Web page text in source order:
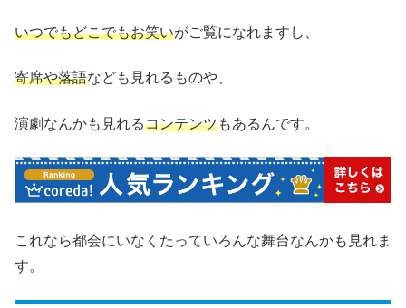
いつでもどこでもお笑いがご覧になれますし、
寄席や落語なども見れるものや、
演劇なんかも見れるコンテンツもあるんです。
これなら都会にいなくたっていろんな舞台なんかも見れま
す。